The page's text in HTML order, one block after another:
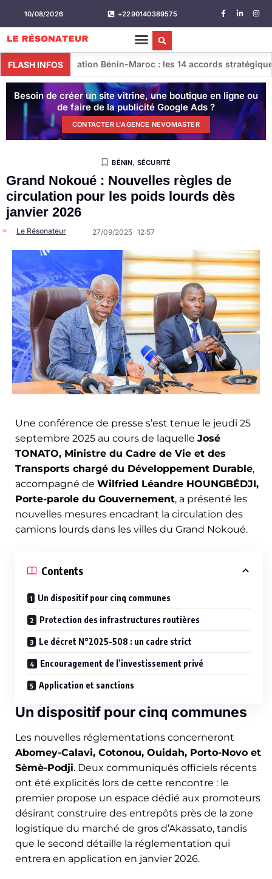
10/08/2026 +2290140389575
FLASH INFOS
Bénin-Maroc : les 14 accords stratégiques conclus lors de
Besoin de créer un site vitrine, une boutique en ligne ou
de faire de la publicité Google Ads ?
CONTACTER L'AGENCE NEVOMASTER
BÉNIN SÉCURITÉ
Grand Nokoué : Nouvelles règles de
circulation pour les poids lourds dès
janvier 2026
Le Résonateur 27/09/2025 12:57
Une conférence de presse s’est tenue le jeudi 25
septembre 2025 au cours de laquelle José
TONATO, Ministre du Cadre de Vie et des
Transports chargé du Développement Durable,
accompagné de Wilfried Léandre HOUNGBÉDJI,
Porte-parole du Gouvernement, a présenté les
nouvelles mesures encadrant la circulation des
camions lourds dans les villes du Grand Nokoué.
Contents
Un dispositif pour cinq communes
Protection des infrastructures routières
Le décret N°2025-508 : un cadre strict
Encouragement de l’investissement privé
Application et sanctions
Un dispositif pour cinq communes
Les nouvelles réglementations concerneront
Abomey-Calavi, Cotonou, Ouidah, Porto-Novo et
Sèmè-Podji. Deux communiqués officiels récents
ont été explicités lors de cette rencontre : le
premier propose un espace dédié aux promoteurs
désirant construire des entrepôts près de la zone
logistique du marché de gros d’Akassato, tandis
que le second détaille la réglementation qui
entrera en application en janvier 2026.